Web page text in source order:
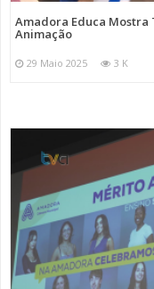
Amadora Educa Mostra
Animação
29 Maio 2025 3 K